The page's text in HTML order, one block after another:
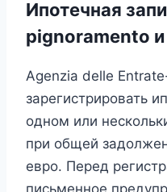
Ипотечная
pignoramento
Agenzia delle
зарегистрировать
одном или
при общей
евро. Перед
письменное